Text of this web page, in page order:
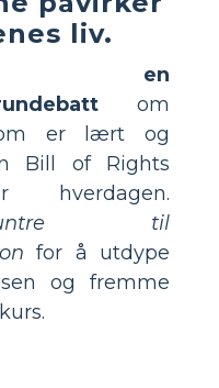
liv.
en
om
er lært og
Bill of Rights
hverdagen.
til
for å utdype
og fremme